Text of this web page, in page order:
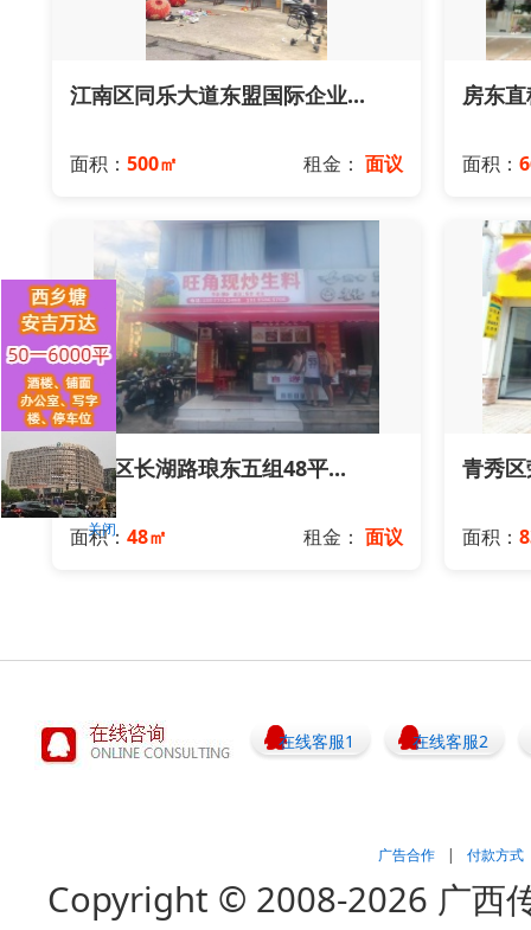
江南区同乐大道东盟国际企业...
面积： 500㎡ 租金： 面议
房东
面积：
青秀区长湖路琅东五组48平...
面积： 48㎡ 租金： 面议
青秀
面积：
在线客服1 在线客服2
广告合作 | 付款方式
Copyright © 2008-2026 广西
关闭